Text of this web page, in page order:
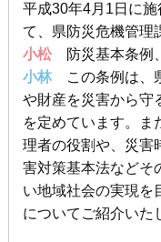
平成30年4月1日に
て、県防災危機管理
小松防災基本条例
小林この条例は、
や財産を災害から守
を定めています。ま
理者の役割や、災害
害対策基本法などそ
い地域社会の実現を
についてご紹介いた